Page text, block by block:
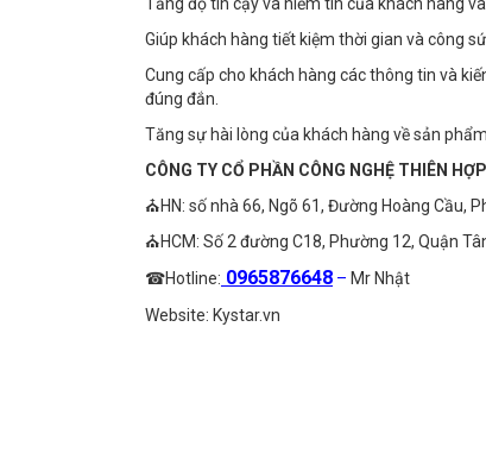
Giúp khách hàng tiết kiệm thời gian và công
Cung cấp cho khách hàng các thông tin và
đúng đắn.
Tăng sự hài lòng của khách hàng về sản
CÔNG TY CỔ PHẦN CÔNG NGHỆ THIÊN HỢP
⛪HN: số nhà 66, Ngõ 61, Đường Hoàng Cầu,
⛪HCM: Số 2 đường C18, Phường 12, Quận
☎Hotline: 0965876648 – Mr Nhật
Website: Kystar.vn